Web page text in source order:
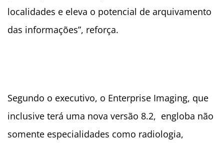
localidades e eleva o potencial de arquivamento
das informações”, reforça.
Segundo o executivo, o Enterprise Imaging, que
inclusive terá uma nova versão 8.2, engloba não
somente especialidades como radiologia,